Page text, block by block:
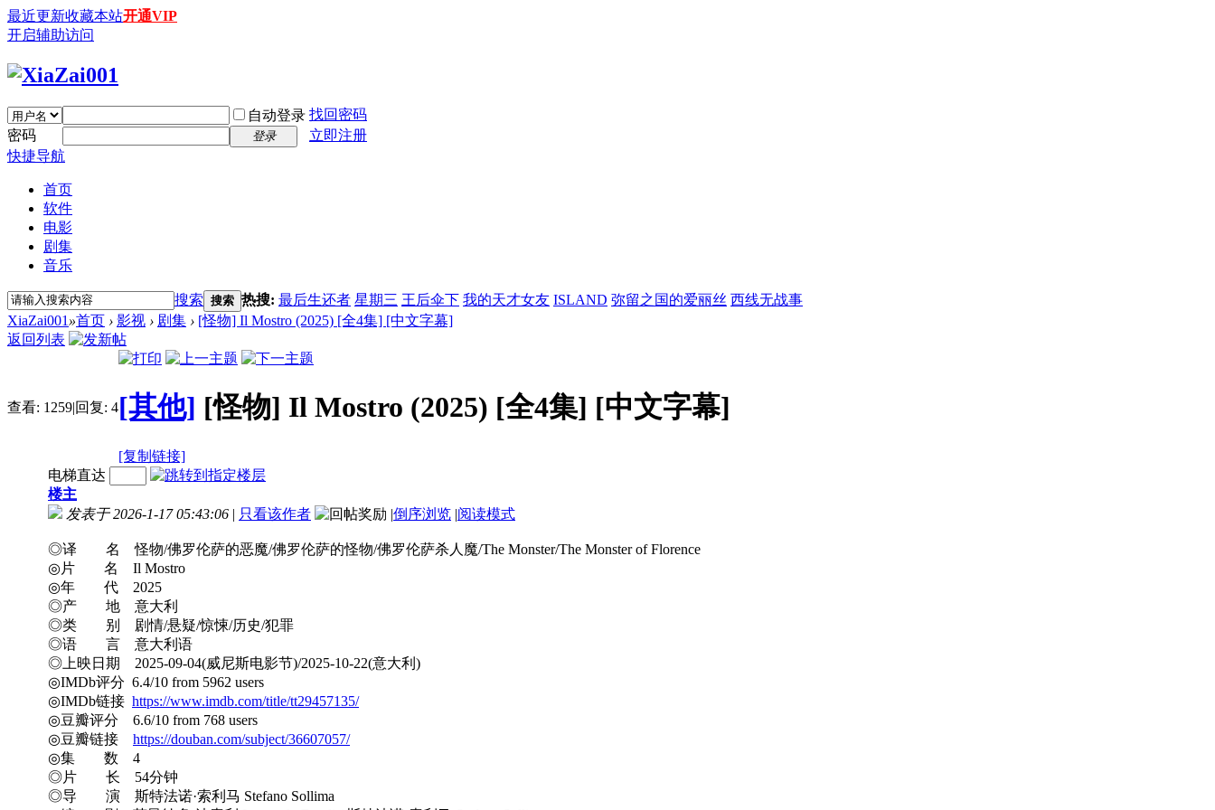
最近更新收藏本站开通VIP
开启辅助访问
自动登录 找回密码
密码
登录
立即注册
快捷导航
首页
软件
电影
剧集
音乐
搜索 搜索 热搜: 最后生还者 星期三 王后伞下 我的天才女友 ISLAND 弥留之国的爱丽丝 西线无战事
XiaZai001 »首页 › 影视 › 剧集 › [怪物] Il Mostro (2025) [全4集] [中文字幕]
返回列表
查看: 1259|回复: 4[其他] [怪物] Il Mostro (2025) [全4集] [中文字幕]
[复制链接]
电梯直达
楼主
发表于 2026-1-17 05:43:06 | 只看该作者 |倒序浏览 |阅读模式
◎译 名 怪物/佛罗伦萨的恶魔/佛罗伦萨的怪物/佛罗伦萨杀人魔/The Monster/The Monster of Florence
◎片 名 Il Mostro
◎年 代 2025
◎产 地 意大利
◎类 别 剧情/悬疑/惊悚/历史/犯罪
◎语 言 意大利语
◎上映日期 2025-09-04(威尼斯电影节)/2025-10-22(意大利)
◎IMDb评分 6.4/10 from 5962 users
◎IMDb链接 https://www.imdb.com/title/tt29457135/
◎豆瓣评分 6.6/10 from 768 users
◎豆瓣链接 https://douban.com/subject/36607057/
◎集 数 4
◎片 长 54分钟
◎导 演 斯特法诺·索利马 Stefano Sollima